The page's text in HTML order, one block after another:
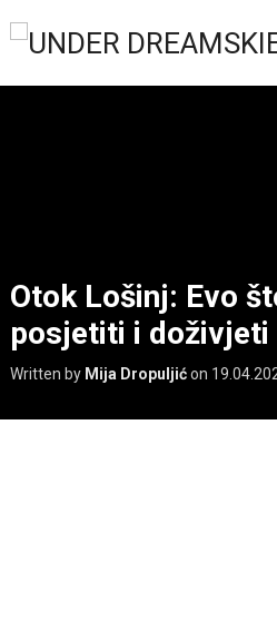
Otok Lošinj: Evo
posjetiti i doživjeti
Written by Mija Dropuljićon